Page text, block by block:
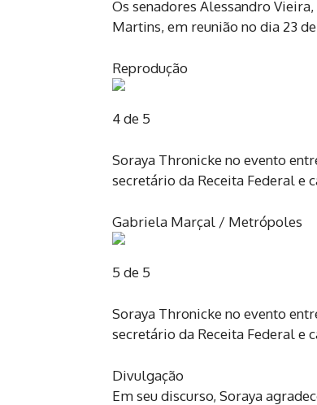
Os senadores Alessandro
Martins, em reunião no dia 23
Reprodução
4 de 5
Soraya Thronicke no evento
secretário da Receita Federal e
Gabriela Marçal / Metrópoles
5 de 5
Soraya Thronicke no evento
secretário da Receita Federal e
Divulgação
Em seu discurso, Soraya